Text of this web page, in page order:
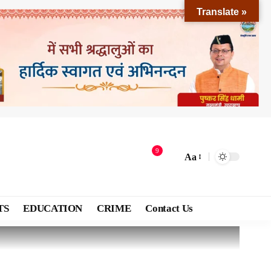
9
Aa
EDUCATION CRIME Contact Us
Translate »